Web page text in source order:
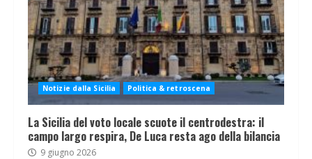
Notizie dalla Sicilia Politica & retroscena
La Sicilia del voto locale scuote il centrodestra: il
campo largo respira, De Luca resta ago della bilancia
9 giugno 2026